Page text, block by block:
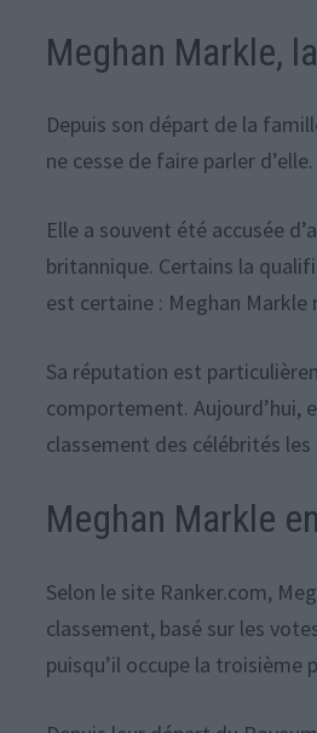
Meghan Markle,
Depuis son départ de la
ne cesse de faire parler
Elle a souvent été accusée
britannique. Certains la
est certaine : Meghan Markle
Sa réputation est
comportement. Aujourd’hui,
classement des célébrités
Meghan Markle
Selon le site Ranker.com,
classement, basé sur les
puisqu’il occupe la troisième